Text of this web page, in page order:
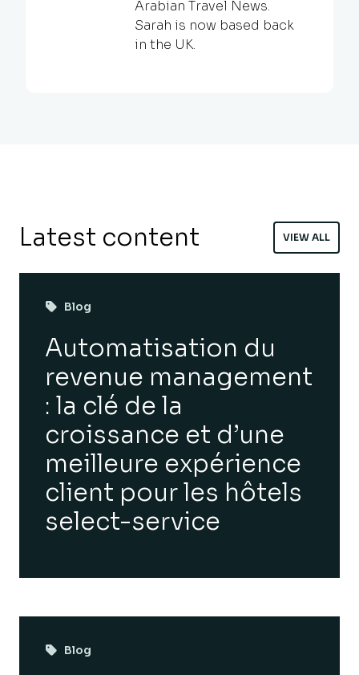
Arabian Travel News.
Sarah is now based back
in the UK.
Latest content VIEW ALL
Blog
Automatisation du
revenue management
: la clé de la
croissance et d’une
meilleure expérience
client pour les hôtels
select-service
Blog